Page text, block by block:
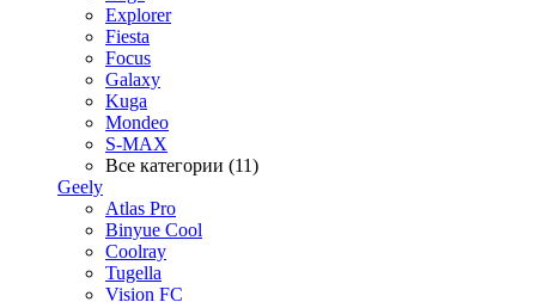
Explorer
Fiesta
Focus
Galaxy
Kuga
Mondeo
S-MAX
Все категории (11)
Geely
Atlas Pro
Binyue Cool
Coolray
Tugella
Vision FC